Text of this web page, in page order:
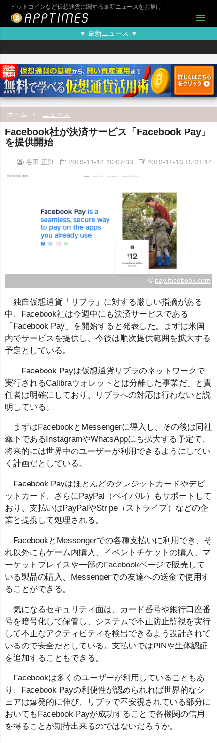
ビットコインなど仮想通貨に関する最新ニュースをお届け
menu
▼ 最新ニュース ▼
ホーム ニュース
Facebook社が決済サービス「Facebook Pay」
を提供開始
谷田 正則 2019-11-14 20:07:33 2019-11-16 15:31:14
© pay.facebook.com
独自仮想通貨「リブラ」に対する厳しい指摘がある
中、Facebook社は今週中にも決済サービスである
「Facebook Pay」を開始すると発表した。まずは米国
内でサービスを提供し、今後は順次提供範囲を拡大する
予定としている。
「Facebook Payは仮想通貨リブラのネットワークで
実行されるCalibraウォレットとは分離した事業だ」と責
任者は明確にしており、リブラへの対応は行わないと説
明している。
まずはFacebookとMessengerに導入し、その後は同社
傘下であるInstagramやWhatsAppにも拡大する予定で、
将来的には世界中のユーザーが利用できるようにしてい
く計画だとしている。
Facebook Payはほとんどのクレジットカードやデビ
ットカード、さらにPayPal（ペイパル）もサポートして
おり、支払いはPayPalやStripe（ストライプ）などの企
業と提携して処理される。
FacebookとMessengerでの各種支払いに利用でき、そ
れ以外にもゲーム内購入、イベントチケットの購入、マ
ーケットプレイスや一部のFacebookページで販売して
いる製品の購入、Messengerでの友達への送金で使用す
ることができる。
気になるセキュリティ面は、カード番号や銀行口座番
号を暗号化して保管し、システムで不正防止監視を実行
して不正なアクティビティを検出できるよう設計されて
いるので安全だとしている。支払いではPINや生体認証
を追加することもできる。
Facebookは多くのユーザーが利用していることもあ
り、Facebook Payの利便性が認められれば世界的なシ
ェアは爆発的に伸び、リブラで不安視されている部分に
おいてもFacebook Payが成功することで各機関の信用
を得ることが期待出来るのではないだろうか。